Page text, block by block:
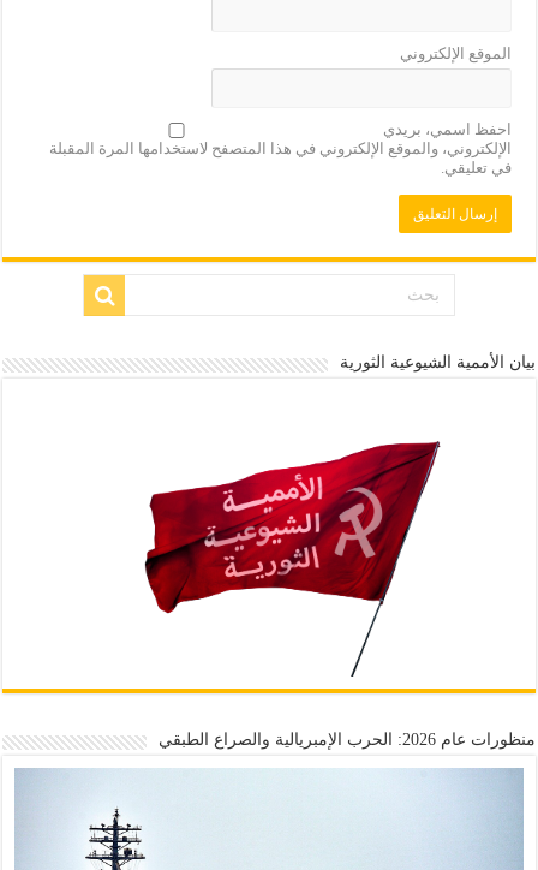
الموقع الإلكتروني
احفظ اسمي، بريدي
الإلكتروني، والموقع الإلكتروني في هذا المتصفح لاستخدامها المرة المقبلة
في تعليقي.
بيان الأممية الشيوعية الثورية
منظورات عام 2026: الحرب الإمبريالية والصراع الطبقي